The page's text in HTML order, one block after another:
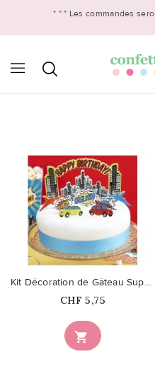
* * * Les commandes
favorite_border

Kit Décoration de Gâteau Super...
Prix
CHF 5,75